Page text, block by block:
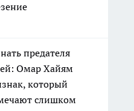
предателя
Омар Хайям
который
слишком